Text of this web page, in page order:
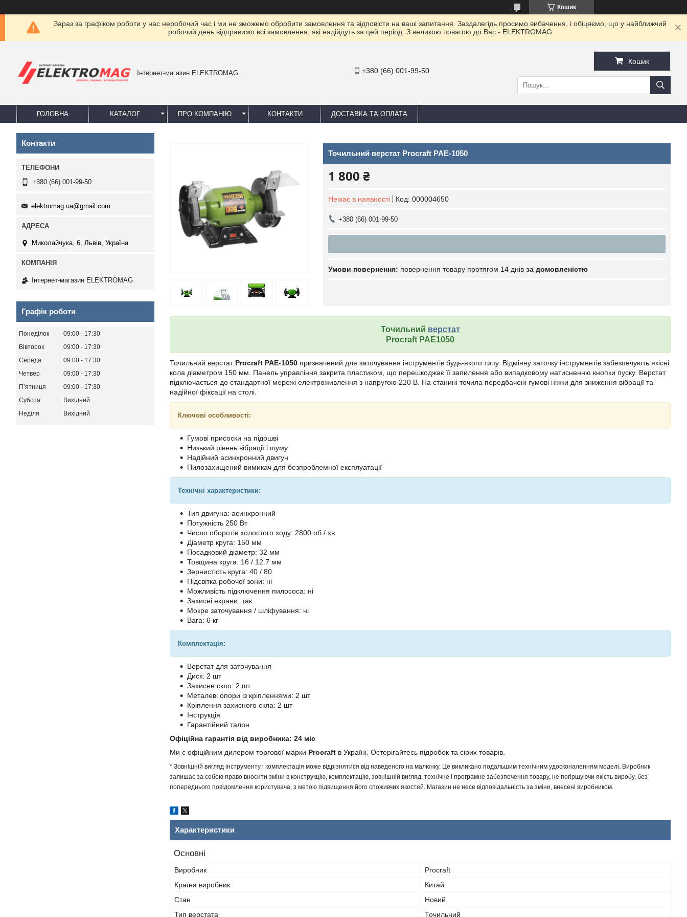
Кошик
Зараз за графіком роботи у нас неробочий час і ми не зможемо обробити замовлення та відповісти на ваші запитання. Заздалегідь просимо вибачення, і обіцяємо, що у найближчий
робочий день відправимо всі замовлення, які надійдуть за цей період. З великою повагою до Ваc - ELEKTROMAG
Інтернет-магазин ELEKTROMAG +380 (66) 001-99-50
Кошик
ГОЛОВНА КАТАЛОГ ПРО КОМПАНІЮ КОНТАКТИ ДОСТАВКА ТА ОПЛАТА
Точильний верстат Procraft PAE-1050
1 800 ₴
Немає в наявності Код: 000004650
+380 (66) 001-99-50
повернення товару протягом 14 днів за домовленістю
Точильний верстат
Procraft PAE1050
Точильний верстат Procraft PAE-1050 призначений для заточування інструментів будь-якого типу. Відмінну заточку інструментів забезпечують якісні
кола діаметром 150 мм. Панель управління закрита пластиком, що перешкоджає її запилення або випадковому натисненню кнопки пуску. Верстат
підключається до стандартної мережі електроживлення з напругою 220 В. На станині точила передбачені гумові ніжки для зниження вібрації та
надійної фіксації на столі.
Ключові особливості:
Гумові присоски на підошві
Низький рівень вібрації і шуму
Надійний асинхронний двигун
Пилозахищений вимикач для безпроблемної експлуатації
Технічні характеристики:
Тип двигуна: асинхронний
Потужність 250 Вт
Число оборотів холостого ходу: 2800 об / хв
Діаметр круга: 150 мм
Посадковий діаметр: 32 мм
Товщина круга: 16 / 12.7 мм
Зернистість круга: 40 / 80
Підсвітка робочої зони: ні
Можливість підключення пилососа: ні
Захисні екрани: так
Мокре заточування / шліфування: ні
Вага: 6 кг
Комплектація:
Верстат для заточування
Диск: 2 шт
Захисне скло: 2 шт
Металеві опори із кріпленнями: 2 шт
Кріплення захисного скла: 2 шт
Інструкція
Гарантійний талон
Офіційна гарантія від виробника: 24 міс
Ми є офіційним дилером торгової марки Procraft в Україні. Остерігайтесь підробок та сірих товарів.
* Зовнішній вигляд інструменту і комплектація може відрізнятися від наведеного на малюнку. Це викликано подальшим технічним удосконаленням моделі. Виробник
залишає за собою право вносити зміни в конструкцію, комплектацію, зовнішній вигляд, технічне і програмне забезпечення товару, не погіршуючи якість виробу, без
попереднього повідомлення користувача, з метою підвищення його споживчих якостей. Магазин не несе відповідальність за зміни, внесені виробником.
Характеристики
Основні
Виробник
Procraft
Країна виробник
Китай
Стан
Новий
Тип верстата
Точильний
Контакти
+380 (66) 001-99-50
elektromag.ua@gmail.com
Миколайчука, 6, Львів, Україна
Інтернет-магазин ELEKTROMAG
Графік роботи
Понеділок 09:00
17:30
Вівторок
09:00
17:30
Середа
09:00
17:30
Четвер
09:00
17:30
Пʼятниця
09:00
17:30
Субота
Вихідний
Неділя
Вихідний